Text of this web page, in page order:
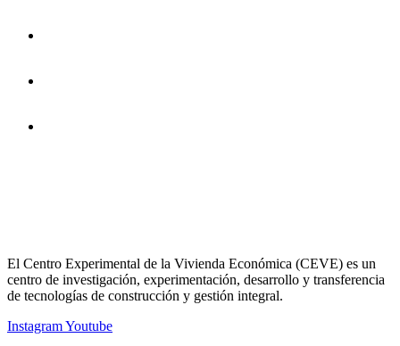
El Centro Experimental de la Vivienda Económica (CEVE) es un
centro de investigación, experimentación, desarrollo y transferencia
de tecnologías de construcción y gestión integral.
InstagramYoutube